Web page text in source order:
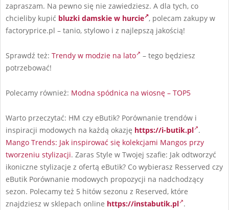
zapraszam. Na pewno się nie zawiedziesz. A dla tych, co
chcieliby kupić bluzki damskie w hurcie , polecam zakupy w
factoryprice.pl – tanio, stylowo i z najlepszą jakością!
Sprawdź też: Trendy w modzie na lato
– tego będziesz
potrzebować!
Polecamy również: Modna spódnica na wiosnę – TOP5
Warto przeczytać: HM czy eButik? Porównanie trendów i
inspiracji modowych na każdą okazję https://i-butik.pl .
Mango Trends: Jak inspirować się kolekcjami Mangos przy
tworzeniu stylizacji. Zaras Style w Twojej szafie: Jak odtworzyć
ikoniczne stylizacje z ofertą eButik? Co wybierasz Resserved czy
eButik Porównanie modowych propozycji na nadchodzący
sezon. Polecamy też 5 hitów sezonu z Reserved, które
znajdziesz w sklepach online https://instabutik.pl .